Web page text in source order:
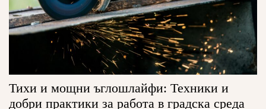
Тихи и мощни ъглошлайфи: Техники и
добри практики за работа в градска среда